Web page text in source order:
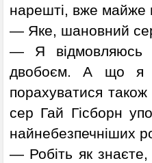
нарешті, вже майже
— Яке, шановний
— Я відмовляюсь
двобоєм. А що я
порахуватися
сер Гай Гісборн
найнебезпечніших
— Робіть як